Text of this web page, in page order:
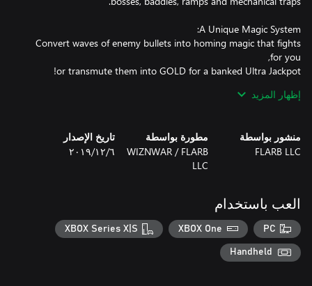
Convert waves of enemy bullets into homing magic that fights
Complete Dark Rituals and spell letters for huge bonuses &
إظهار المزيد
منشور بواسطة
FLARB LLC
مطورة بواسطة
WIZNWAR / FLARB
LLC
تاريخ الإصدار
٦‏/١٢‏/٢٠١٩
العب باستخدام
PC
XBOX One
XBOX Series X|S
Handheld